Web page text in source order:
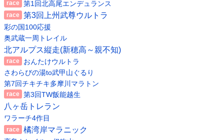
第1回北高尾エンデュランス
第3回上州武尊ウルトラ
彩の国100応援
奥武蔵一周トレイル
北アルプス縦走(新穂高～親不知)
おんたけウルトラ
さわらびの湯to武甲山ぐるり
第7回チキチキ多摩川マラトン
第3回TW飯能越生
八ヶ岳トレラン
ワラーチ4作目
橘湾岸マラニック